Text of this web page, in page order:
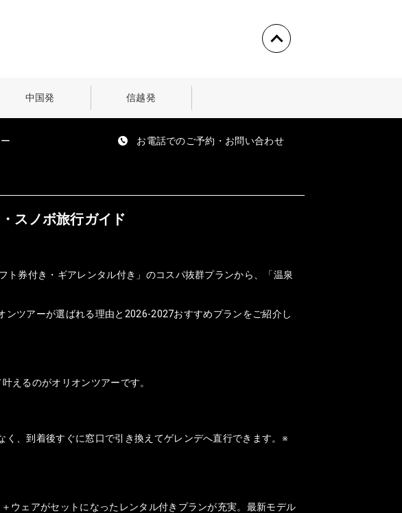
中国発 信越発
お電話でのご予約・お問い合わせ
スノボ旅行ガイド
券付き・ギアレンタル付き」のコスパ抜群プランから、「温泉
ツアーが選ばれる理由と2026-2027おすすめプランをご紹介し
えるのがオリオンツアーです。
、到着後すぐに窓口で引き換えてゲレンデへ直行できます。※
ウェアがセットになったレンタル付きプランが充実。最新モデル